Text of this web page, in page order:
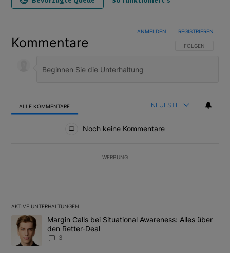
Kommentare FOLGE DIESER
FOLGEN
ANMELDEN REGISTRIEREN
ALLE KOMMENTARE NEUESTE
Noch keine Kommentare
WERBUNG
AKTIVE UNTERHALTUNGEN
Das Folgende ist eine Liste der am meisten kommentierten
Ein Trendartikel mit dem Titel "Margin Calls bei Situational
Margin Calls bei Situational Awareness: Alles über
den Retter-Deal
3